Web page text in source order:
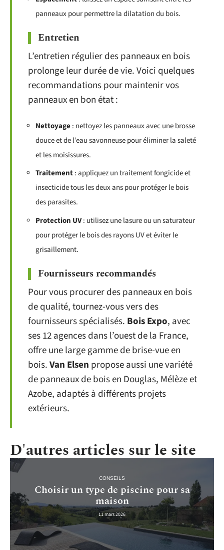
panneaux pour permettre la dilatation du bois.
Entretien
L’entretien régulier des panneaux en bois
prolonge leur durée de vie. Voici quelques
recommandations pour maintenir vos
panneaux en bon état :
Nettoyage: nettoyez les panneaux avec une brosse
douce et de l’eau savonneuse pour éliminer la saleté
et les moisissures.
Traitement: appliquez un traitement fongicide et
insecticide tous les deux ans pour protéger le bois
des parasites.
Protection UV: utilisez une lasure ou un saturateur
pour protéger le bois des rayons UV et éviter le
grisaillement.
Fournisseurs recommandés
Pour vous procurer des panneaux en bois
de qualité, tournez-vous vers des
fournisseurs spécialisés. Bois Expo, avec
ses 12 agences dans l’ouest de la France,
offre une large gamme de brise-vue en
bois.Van Elsen propose aussi une variété
de panneaux de bois en Douglas, Mélèze et
Azobe, adaptés à différents projets
extérieurs.
D'autres articles sur le site
CONSEILS
Choisir un type de piscine pour sa
maison
11 mars 2026